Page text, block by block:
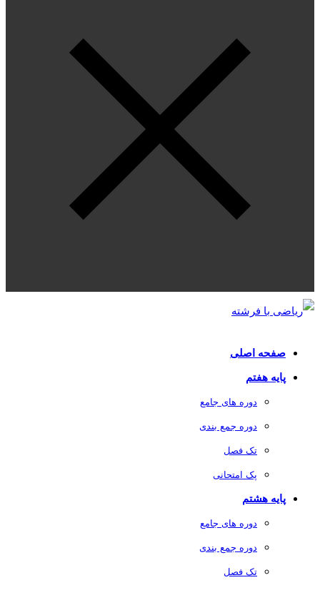
صفحه اصلی
پایه هفتم
دوره های جامع
دوره جمع بندی
تک فصل
پک امتحانی
پایه هشتم
دوره های جامع
دوره جمع بندی
تک فصل